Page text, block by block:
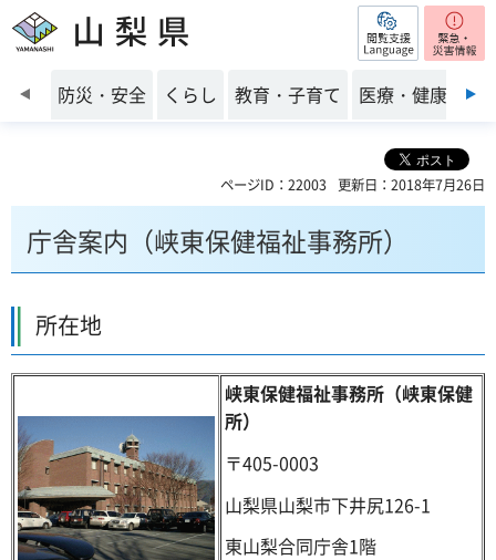
山梨県 閲覧支援
前のスライドを表示
防災・安全 くらし 教育・子育て 医療・健康・福
ページID：22003 更新日：2018年7月26日
庁舎案内（峡東保健福祉事務所）
所在地
峡東保健福祉事務所（峡東保健
所）
〒405-0003
山梨県山梨市下井尻126-1
東山梨合同庁舎1階